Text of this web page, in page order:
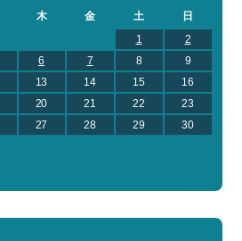
木 金 土
日
1
2
6 7 8
9
13 14 15
16
20 21 22
23
27 28 29
30